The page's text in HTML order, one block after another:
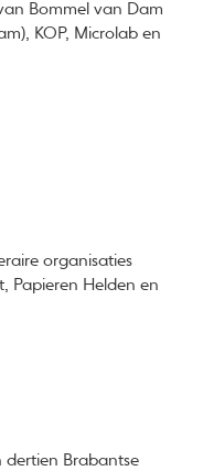
Bommel van Dam
KOP, Microlab en
organisaties
Papieren Helden en
dertien Brabantse